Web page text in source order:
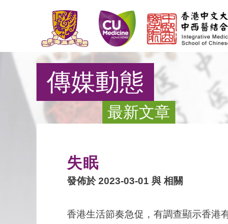
傳媒動態
最新文章
失眠
發佈於 2023-03-01 與 相關
香港生活節奏急促，有調查顯示香港